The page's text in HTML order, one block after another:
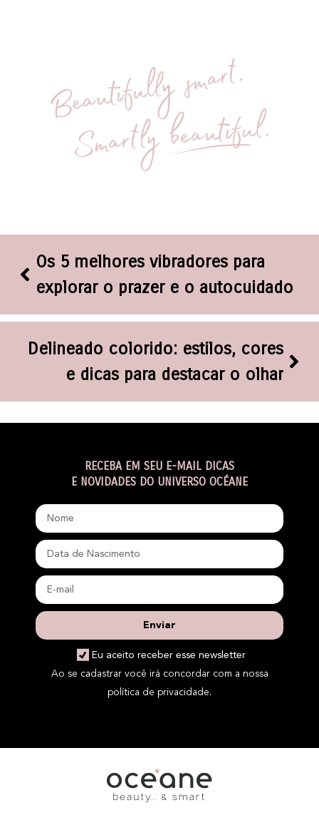
Os 5 melhores vibradores para
explorar o prazer e o autocuidado
Delineado colorido: estilos, cores
e dicas para destacar o olhar
RECEBA EM SEU E-MAIL DICAS
E NOVIDADES DO UNIVERSO OCÉANE
Eu aceito receber esse newsletter
Enviar
Ao se cadastrar você irá concordar com a nossa
política de privacidade.